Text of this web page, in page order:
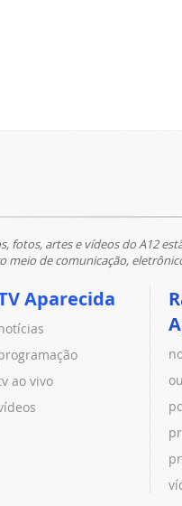
fotos, artes e vídeos do A12
de comunicação,
Aparecida
ao vivo